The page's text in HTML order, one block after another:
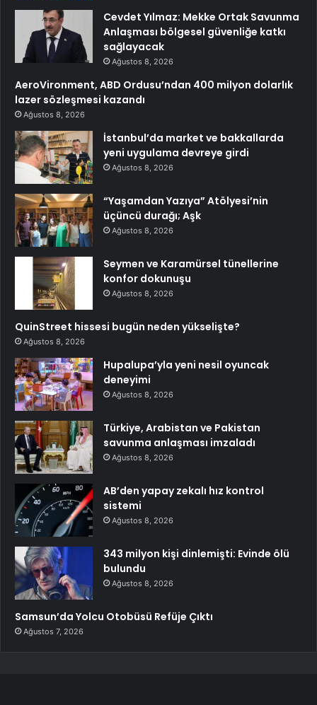
Cevdet Yılmaz: Mekke Ortak Savunma
Anlaşması bölgesel güvenliğe katkı
sağlayacak
Ağustos 8, 2026
AeroVironment, ABD Ordusu’ndan 400 milyon dolarlık
lazer sözleşmesi kazandı
Ağustos 8, 2026
İstanbul’da market ve bakkallarda
yeni uygulama devreye girdi
Ağustos 8, 2026
“Yaşamdan Yazıya” Atölyesi’nin
üçüncü durağı; Aşk
Ağustos 8, 2026
Seymen ve Karamürsel tünellerine
konfor dokunuşu
Ağustos 8, 2026
QuinStreet hissesi bugün neden yükselişte?
Ağustos 8, 2026
Hupalupa’yla yeni nesil oyuncak
deneyimi
Ağustos 8, 2026
Türkiye, Arabistan ve Pakistan
savunma anlaşması imzaladı
Ağustos 8, 2026
AB’den yapay zekalı hız kontrol
sistemi
Ağustos 8, 2026
343 milyon kişi dinlemişti: Evinde ölü
bulundu
Ağustos 8, 2026
Samsun’da Yolcu Otobüsü Refüje Çıktı
Ağustos 7, 2026